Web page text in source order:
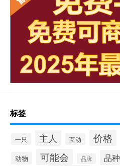
标签
一只 主人 互动 价格
动物 可能会 品牌 品种